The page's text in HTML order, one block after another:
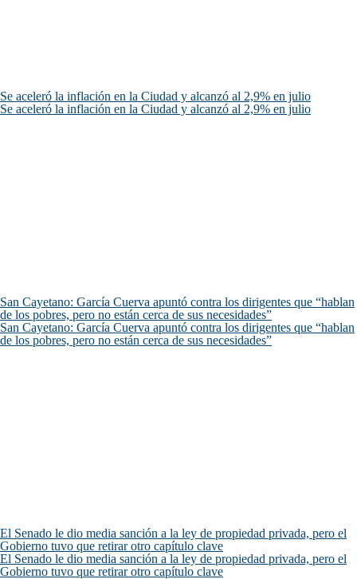
Se aceleró la inflación en la Ciudad y alcanzó al 2,9% en julio
Se aceleró la inflación en la Ciudad y alcanzó al 2,9% en julio
San Cayetano: García Cuerva apuntó contra los dirigentes que “hablan
de los pobres, pero no están cerca de sus necesidades”
San Cayetano: García Cuerva apuntó contra los dirigentes que “hablan
de los pobres, pero no están cerca de sus necesidades”
El Senado le dio media sanción a la ley de propiedad privada, pero el
Gobierno tuvo que retirar otro capítulo clave
El Senado le dio media sanción a la ley de propiedad privada, pero el
Gobierno tuvo que retirar otro capítulo clave